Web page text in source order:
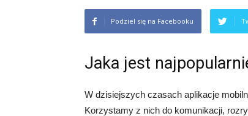
Podziel się na Facebooku
Jaka jest
W dzisiejszych czasach aplikacje
Korzystamy z nich do komunikacji,